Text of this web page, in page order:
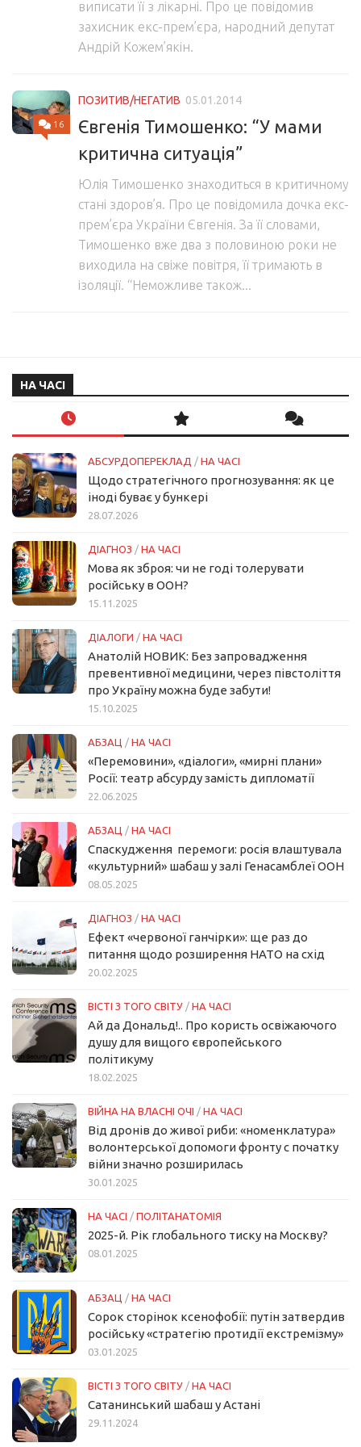
виписати її з лікарні. Про це повідомив
захисник екс-прем’єра, народний депутат
Андрій Кожем’якін.
16
ПОЗИТИВ/НЕГАТИВ 05.01.2014
Євгенія Тимошенко: “У мами
критична ситуація”
Юлія Тимошенко знаходиться в критичному
стані здоров’я. Про це повідомила дочка екс-
прем’єра України Євгенія. За її словами,
Тимошенко вже два з половиною роки не
виходила на свіже повітря, її тримають в
ізоляції. “Неможливе також...
НА ЧАСІ
АБСУРДОПЕРЕКЛАД / НА ЧАСІ
Щодо стратегічного прогнозування: як це
іноді буває у бункері
28.07.2026
ДІАГНОЗ / НА ЧАСІ
Мова як зброя: чи не годі толерувати
російську в ООН?
15.11.2025
ДІАЛОГИ / НА ЧАСІ
Анатолій НОВИК: Без запровадження
превентивної медицини, через півстоліття
про Україну можна буде забути!
15.10.2025
АБЗАЦ / НА ЧАСІ
«Перемовини», «діалоги», «мирні плани»
Росії: театр абсурду замість дипломатії
22.06.2025
АБЗАЦ / НА ЧАСІ
Спаскудження перемоги: росія влаштувала
«культурний» шабаш у залі Генасамблеї ООН
08.05.2025
ДІАГНОЗ / НА ЧАСІ
Ефект «червоної ганчірки»: ще раз до
питання щодо розширення НАТО на схід
20.02.2025
ВІСТІ З ТОГО СВІТУ / НА ЧАСІ
Ай да Дональд!.. Про користь освіжаючого
душу для вищого європейського
політикуму
18.02.2025
ВІЙНА НА ВЛАСНІ ОЧІ / НА ЧАСІ
Від дронів до живої риби: «номенклатура»
волонтерської допомоги фронту с початку
війни значно розширилась
30.01.2025
НА ЧАСІ / ПОЛІТАНАТОМІЯ
2025-й. Рік глобального тиску на Москву?
08.01.2025
АБЗАЦ / НА ЧАСІ
Сорок сторінок ксенофобії: путін затвердив
російську «стратегію протидії екстремізму»
03.01.2025
ВІСТІ З ТОГО СВІТУ / НА ЧАСІ
Сатанинський шабаш у Астані
29.11.2024